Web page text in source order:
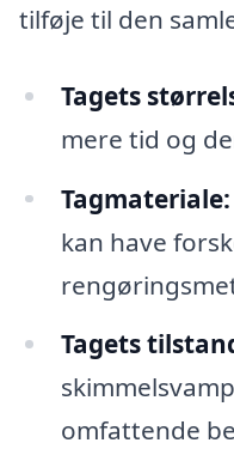
tilføje til den
Tagets
mere tid og
Tagmateriale:
kan have
Tagets
omfattende